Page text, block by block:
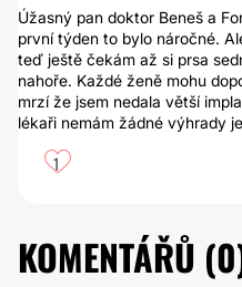
Úžasný pan doktor Beneš a
první týden to bylo náročné.
teď ještě čekám až si prsa
nahoře. Každé ženě mohu
mrzí že jsem nedala větší
lékaři nemám žádné výhrady
1
KOMENTÁŘŮ (0